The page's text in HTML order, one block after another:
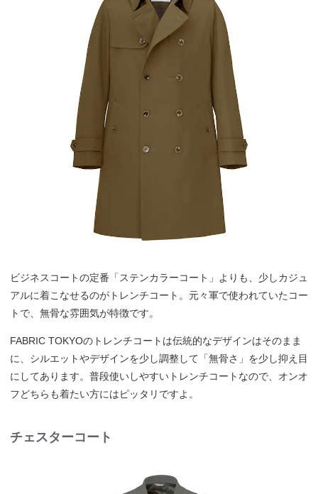
ビジネスコートの定番「ステンカラーコート」よりも、少しカジュ
アルに着こなせるのがトレンチコート。元々軍で使われていたコー
トで、無骨な雰囲気が特徴です。
FABRIC TOKYOのトレンチコートは伝統的なデザインはそのまま
に、シルエットやデザインを少し調整して「無骨さ」を少し抑え目
にしてあります。普段使いしやすいトレンチコートなので、オンオ
フどちらも着たい方にはピッタリですよ。
チェスターコート